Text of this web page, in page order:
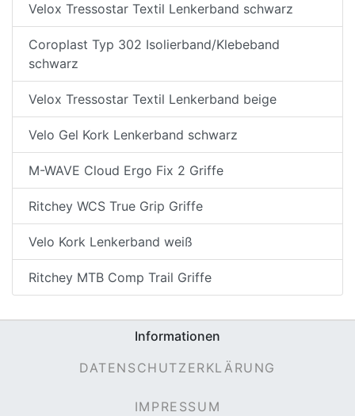
Velox Tressostar Textil Lenkerband schwarz
Coroplast Typ 302 Isolierband/Klebeband
schwarz
Velox Tressostar Textil Lenkerband beige
Velo Gel Kork Lenkerband schwarz
M-WAVE Cloud Ergo Fix 2 Griffe
Ritchey WCS True Grip Griffe
Velo Kork Lenkerband weiß
Ritchey MTB Comp Trail Griffe
Informationen
DATENSCHUTZERKLÄRUNG
IMPRESSUM